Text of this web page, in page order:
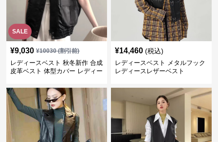
SALE
¥9,030 ¥10030(割引前)
レディースベスト 秋冬新作 合成
皮革ベスト 体型カバー レディー
¥14,460 (税込)
レディースベスト メタルフック
レディースレザーベスト